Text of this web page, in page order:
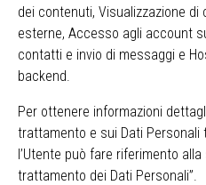
dei contenuti, Visualizzazione
esterne, Accesso agli account
contatti e invio di messaggi e
backend.
Per ottenere informazioni
trattamento e sui Dati
l’Utente può fare riferimento
trattamento dei Dati Personali”.